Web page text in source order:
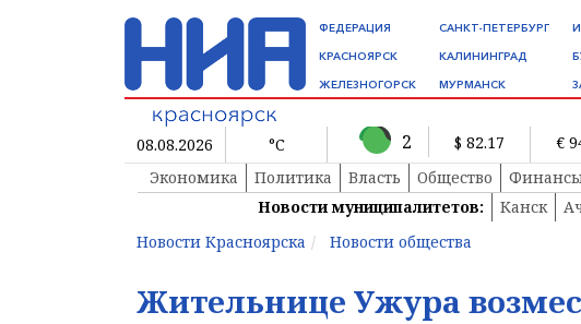
ФЕДЕРАЦИЯ
КРАСНОЯРСК
ЖЕЛЕЗНОГОРСК
САНКТ-ПЕТЕРБУРГ
КАЛИНИНГРАД
МУРМАНСК
08.08.2026 °C 2 $ 82.17 €
Экономика
Политика Власть Общество
Новости муниципалитетов:
Канск
Новости Красноярска
Новости общества
Жительнице Ужура